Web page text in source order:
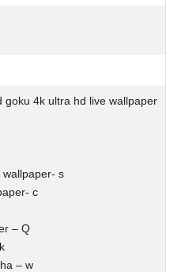
4k ultra hd live wallpaper
wallpaper- s
c
– Q
– w